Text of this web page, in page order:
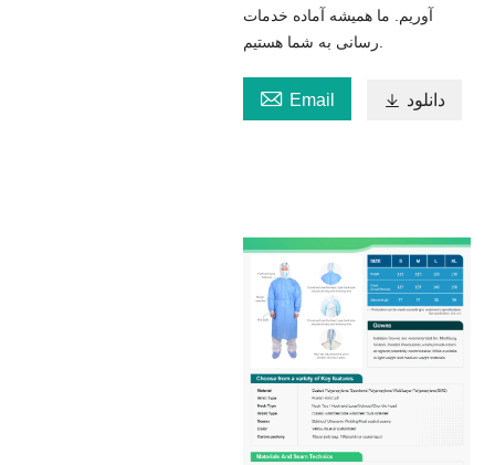
آوریم. ما همیشه آماده خدمات
 Email  دانلود